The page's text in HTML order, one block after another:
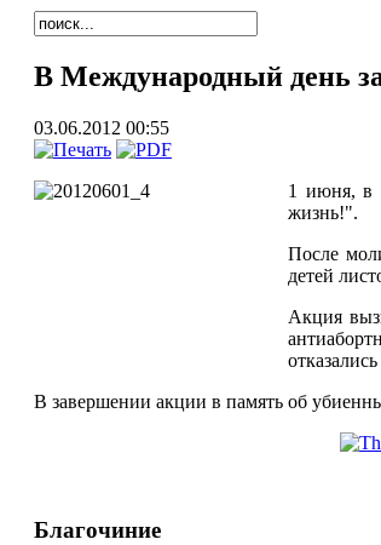
В Международный день
03.06.2012 00:55
1 июня, в
жизнь!".
После
детей
Акция
В завершении акции в память об
Благочиние